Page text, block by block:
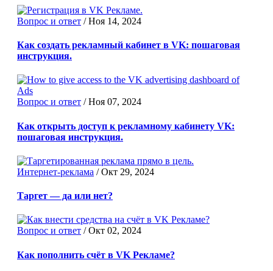
Вопрос и ответ /Ноя 14, 2024
Как создать рекламный кабинет в VK: пошаговая
инструкция.
Вопрос и ответ /Ноя 07, 2024
Как открыть доступ к рекламному кабинету VK:
пошаговая инструкция.
Интернет-реклама /Окт 29, 2024
Таргет — да или нет?
Вопрос и ответ /Окт 02, 2024
Как пополнить счёт в VK Рекламе?